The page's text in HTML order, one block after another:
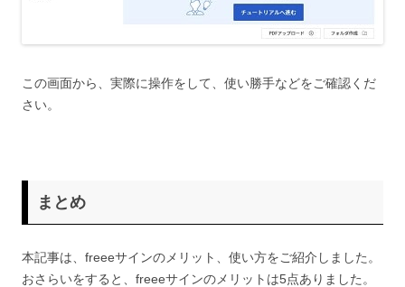
この画面から、実際に操作をして、使い勝手などをご確認くだ
さい。
まとめ
本記事は、freeeサインのメリット、使い方をご紹介しました。
おさらいをすると、freeeサインのメリットは5点ありました。